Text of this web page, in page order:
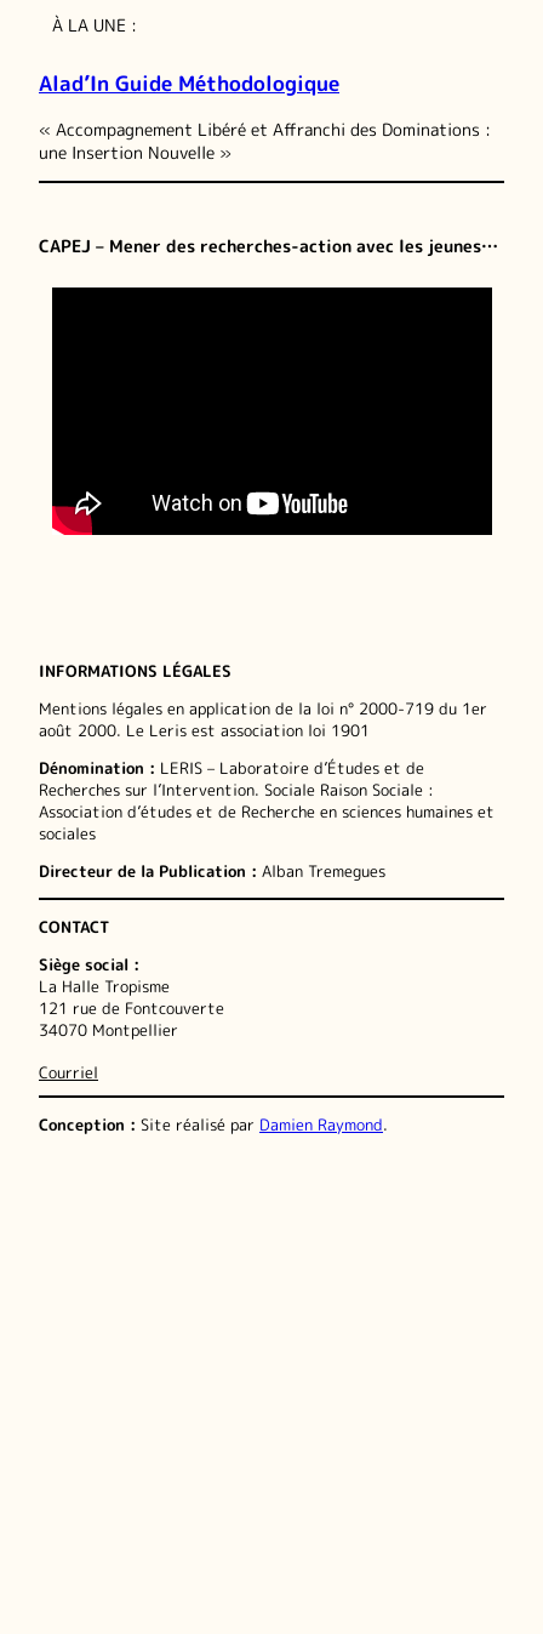
À LA UNE :
Alad’In Guide Méthodologique
« Accompagnement Libéré et Affranchi des Dominations :
une Insertion Nouvelle »
CAPEJ – Mener des recherches-action avec les jeunes…
INFORMATIONS LÉGALES
Mentions légales en application de la loi n° 2000-719 du 1er
août 2000. Le Leris est association loi 1901
Dénomination : LERIS – Laboratoire d’Études et de
Recherches sur l’Intervention. Sociale Raison Sociale :
Association d’études et de Recherche en sciences humaines et
sociales
Directeur de la Publication : Alban Tremegues
CONTACT
Siège social :
La Halle Tropisme
121 rue de Fontcouverte
34070 Montpellier
Courriel
Conception : Site réalisé par Damien Raymond.